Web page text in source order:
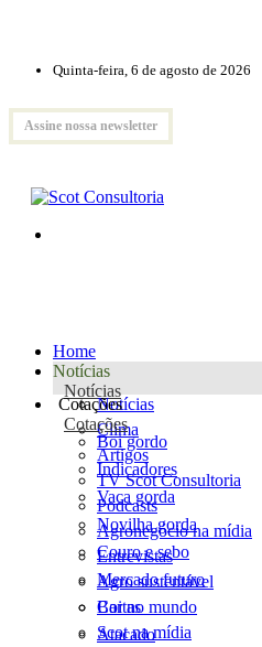
Quinta-feira, 6 de agosto de 2026
Assine nossa newsletter
Home
Notícias
Notícias
Notícias
Clima
Artigos
TV Scot Consultoria
Podcasts
Agronegócio na mídia
Entrevistas
Agro sustentável
Cartas
Scot na mídia
Cotações
Cotações
Boi gordo
Indicadores
Vaca gorda
Novilha gorda
Couro e sebo
Mercado futuro
Boi no mundo
Atacado